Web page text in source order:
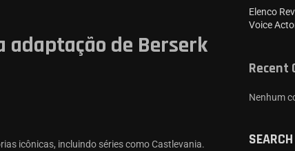
adaptação de Berserk
icônicas, incluindo séries como Castlevania.
Elenco
Voice
Recent
Nenhum
SEARCH